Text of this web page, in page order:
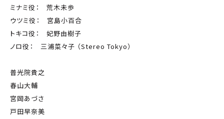
ミナミ役： 荒木未歩
ウツミ役： 宮島小百合
トキコ役： 妃野由樹子
ノロ役： 三浦菜々子 （Stereo Tokyo）
普光院貴之
春山大輔
宮岡あづさ
戸田早奈美